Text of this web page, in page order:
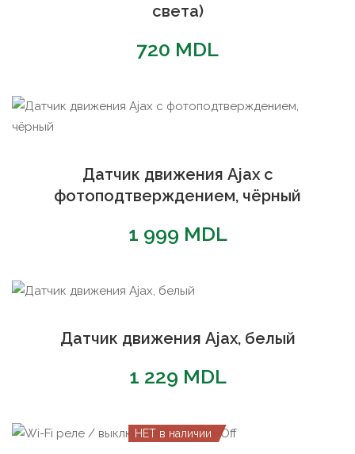
света)
720 MDL
Датчик движения Ajax с
фотоподтверждением, чёрный
1 999 MDL
Датчик движения Ajax, белый
1 229 MDL
НЕТ в наличии